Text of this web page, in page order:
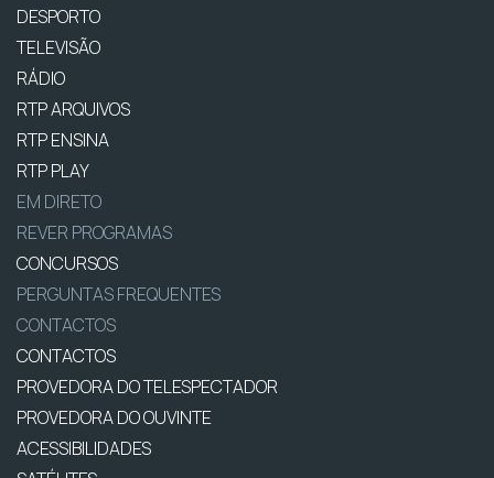
DESPORTO
TELEVISÃO
RÁDIO
RTP ARQUIVOS
RTP ENSINA
RTP PLAY
EM DIRETO
REVER PROGRAMAS
CONCURSOS
PERGUNTAS FREQUENTES
CONTACTOS
CONTACTOS
PROVEDORA DO TELESPECTADOR
PROVEDORA DO OUVINTE
ACESSIBILIDADES